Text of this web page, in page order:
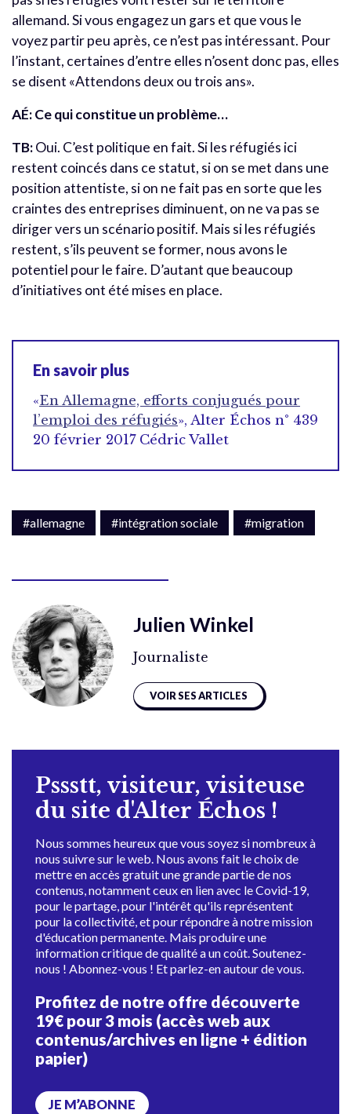
allemand. Si vous engagez un gars et que vous le
voyez partir peu après, ce n’est pas intéressant. Pour
l’instant, certaines d’entre elles n’osent donc pas, elles
se disent «Attendons deux ou trois ans».
AÉ: Ce qui constitue un problème…
TB:Oui. C’est politique en fait. Si les réfugiés ici
restent coincés dans ce statut, si on se met dans une
position attentiste, si on ne fait pas en sorte que les
craintes des entreprises diminuent, on ne va pas se
diriger vers un scénario positif. Mais si les réfugiés
restent, s’ils peuvent se former, nous avons le
potentiel pour le faire. D’autant que beaucoup
d’initiatives ont été mises en place.
En savoir plus
«En Allemagne, efforts conjugués pour
l’emploi des réfugiés», Alter Échos n° 439
20 février 2017 Cédric Vallet
#allemagne #intégration sociale #migration
Julien Winkel
Journaliste
VOIR SES ARTICLES
Pssstt, visiteur, visiteuse
du site d'Alter Échos !
Nous sommes heureux que vous soyez si nombreux à
nous suivre sur le web. Nous avons fait le choix de
mettre en accès gratuit une grande partie de nos
contenus, notamment ceux en lien avec le Covid-19,
pour le partage, pour l'intérêt qu'ils représentent
pour la collectivité, et pour répondre à notre mission
d'éducation permanente. Mais produire une
information critique de qualité a un coût. Soutenez-
nous ! Abonnez-vous ! Et parlez-en autour de vous.
Profitez de notre offre découverte
19€ pour 3 mois (accès web aux
contenus/archives en ligne + édition
papier)
JE M’ABONNE